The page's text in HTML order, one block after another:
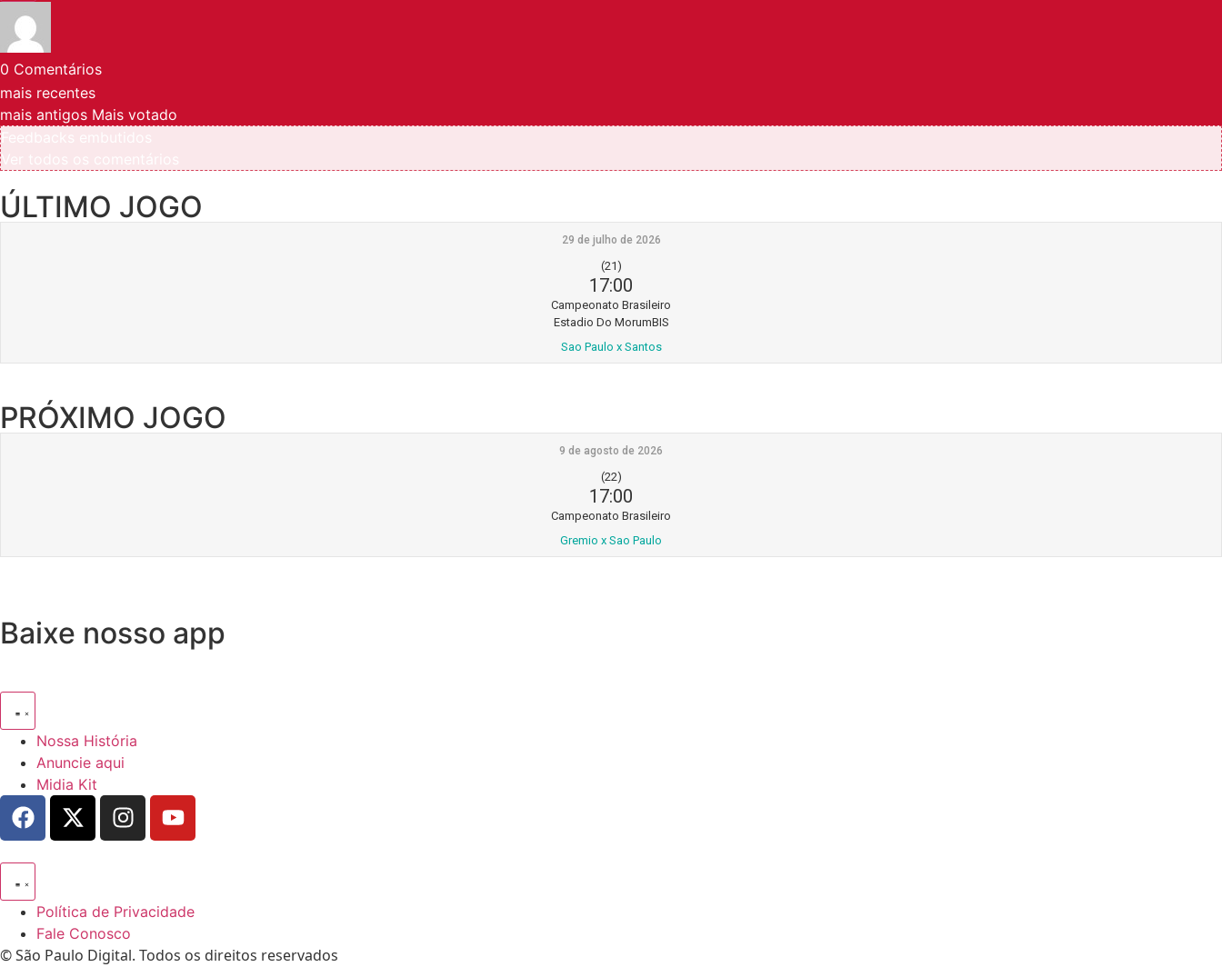
0 Comentários
mais recentes
mais antigos Mais votado
ÚLTIMO JOGO
29 de julho de 2026
(21)
17:00
Campeonato Brasileiro
Estadio Do MorumBIS
Sao Paulo x Santos
PRÓXIMO JOGO
9 de agosto de 2026
(22)
17:00
Campeonato Brasileiro
Gremio x Sao Paulo
Baixe nosso app
Nossa História
Anuncie aqui
Midia Kit
Política de Privacidade
Fale Conosco
© São Paulo Digital. Todos os direitos reservados